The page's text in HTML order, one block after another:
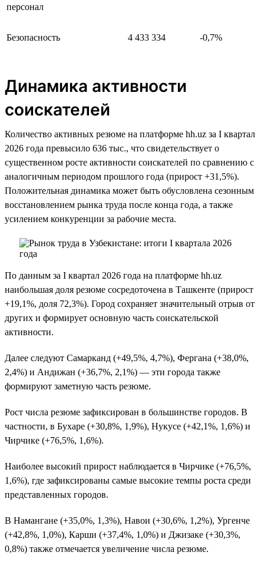
персонал
Безопасность 4 433 334 -0,7%
Динамика активности
соискателей
Количество активных резюме на платформе hh.uz за I квартал
2026 года превысило 636 тыс., что свидетельствует о
существенном росте активности соискателей по сравнению с
аналогичным периодом прошлого года (прирост +31,5%).
Положительная динамика может быть обусловлена сезонным
восстановлением рынка труда после конца года, а также
усилением конкуренции за рабочие места.
По данным за I квартал 2026 года на платформе hh.uz
наибольшая доля резюме сосредоточена в Ташкенте (прирост
+19,1%, доля 72,3%). Город сохраняет значительный отрыв от
других и формирует основную часть соискательской
активности.
Далее следуют Самарканд (+49,5%, 4,7%), Фергана (+38,0%,
2,4%) и Андижан (+36,7%, 2,1%) — эти города также
формируют заметную часть резюме.
Рост числа резюме зафиксирован в большинстве городов. В
частности, в Бухаре (+30,8%, 1,9%), Нукусе (+42,1%, 1,6%) и
Чирчике (+76,5%, 1,6%).
Наиболее высокий прирост наблюдается в Чирчике (+76,5%,
1,6%), где зафиксированы самые высокие темпы роста среди
представленных городов.
В Намангане (+35,0%, 1,3%), Навои (+30,6%, 1,2%), Ургенче
(+42,8%, 1,0%), Карши (+37,4%, 1,0%) и Джизаке (+30,3%,
0,8%) также отмечается увеличение числа резюме.